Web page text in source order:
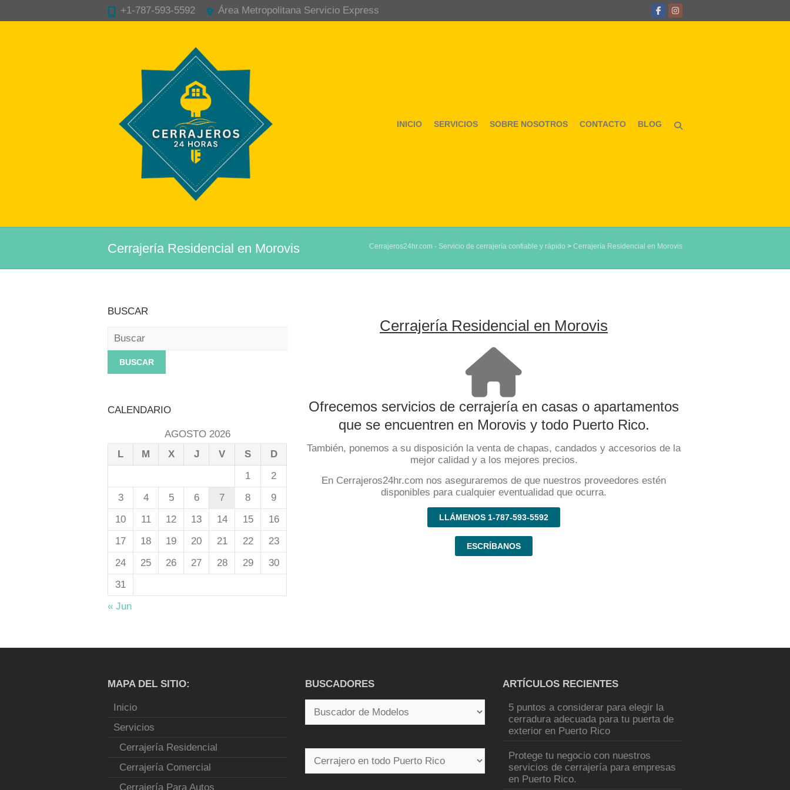
+1-787-593-5592 Área Metropolitana Servicio Express
INICIO SERVICIOS SOBRE NOSOTROS CONTACTO BLOG
Cerrajeros24hr.com - Servicio de cerrajería confiable y rápido > Cerrajería Residencial en Morovis
Cerrajería Residencial en Morovis
Cerrajería Residencial en Morovis
Ofrecemos servicios de cerrajería en casas o apartamentos
que se encuentren en Morovis y todo Puerto Rico.
También, ponemos a su disposición la venta de chapas, candados y accesorios de la
mejor calidad y a los mejores precios.
En Cerrajeros24hr.com nos aseguraremos de que nuestros proveedores estén
disponibles para cualquier eventualidad que ocurra.
LLÁMENOS 1-787-593-5592
ESCRÍBANOS
BUSCAR
Buscar
CALENDARIO
AGOSTO 2026
L
M X J V S
D
1
2
3
4 5 6 7 8
9
10
11 12 13 14 15
16
17
18 19 20 21 22
23
24
25 26 27 28 29
30
31
« Jun
MAPA DEL SITIO:
Inicio
Servicios
Cerrajería Residencial
Cerrajería Comercial
Cerrajería Para Autos
BUSCADORES ARTÍCULOS RECIENTES
5 puntos a considerar para elegir la
cerradura adecuada para tu puerta de
exterior en Puerto Rico
Protege tu negocio con nuestros
servicios de cerrajería para empresas
en Puerto Rico.